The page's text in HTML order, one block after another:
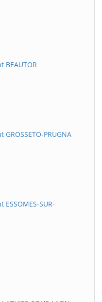
PRUGNA
SUR-